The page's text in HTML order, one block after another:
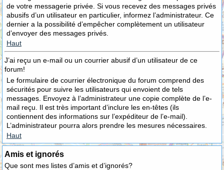
de votre messagerie privée. Si vous recevez des messages privés
abusifs d’un utilisateur en particulier, informez l’administrateur. Ce
dernier a la possibilité d’empêcher complètement un utilisateur
d’envoyer des messages privés.
Haut
J’ai reçu un e-mail ou un courrier abusif d’un utilisateur de ce
forum!
Le formulaire de courrier électronique du forum comprend des
sécurités pour suivre les utilisateurs qui envoient de tels
messages. Envoyez à l’administrateur une copie complète de l’e-
mail reçu. Il est très important d’inclure les en-têtes (ils
contiennent des informations sur l’expéditeur de l’e-mail).
L’administrateur pourra alors prendre les mesures nécessaires.
Haut
Amis et ignorés
Que sont mes listes d’amis et d’ignorés?